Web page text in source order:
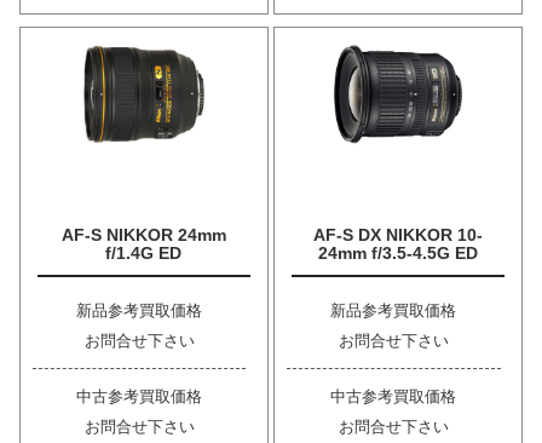
AF-S NIKKOR 24mm
f/1.4G ED
新品参考買取価格
お問合せ下さい
中古参考買取価格
お問合せ下さい
AF-S DX NIKKOR 10-
24mm f/3.5-4.5G ED
新品参考買取価格
お問合せ下さい
中古参考買取価格
お問合せ下さい